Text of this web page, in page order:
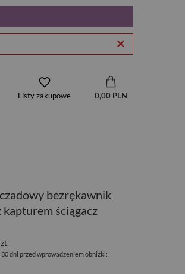
Listy zakupowe 0,00 PLN
bezrękawnik
kapturem ściągacz
dni przed wprowadzeniem obniżki: